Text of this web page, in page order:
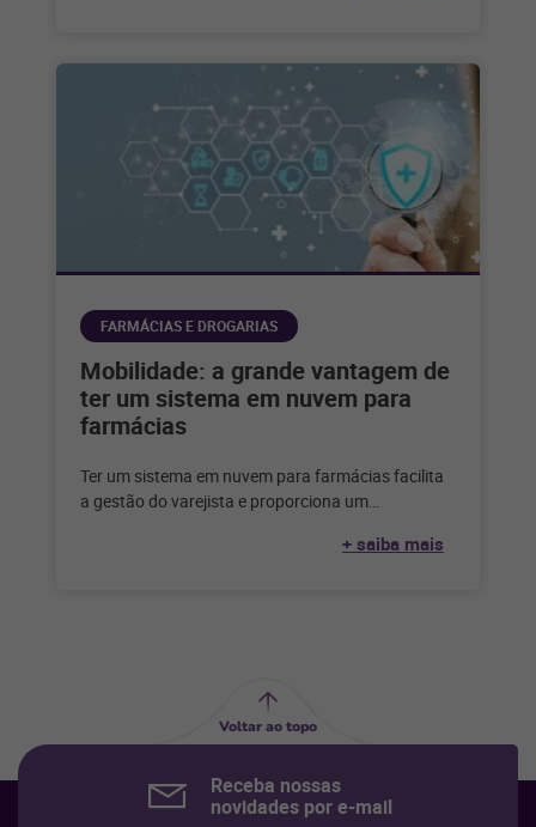
FARMÁCIAS E DROGARIAS
Mobilidade: a grande vantagem de
ter um sistema em nuvem para
farmácias
Ter um sistema em nuvem para farmácias facilita
a gestão do varejista e proporciona um
+ saiba mais
Voltar ao topo
Receba nossas
novidades por e-mail